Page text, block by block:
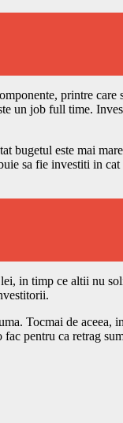
printre
un job full time.
bugetul este mai
sa fie investiti in
in timp ce altii nu
Tocmai de aceea,
pentru ca retrag